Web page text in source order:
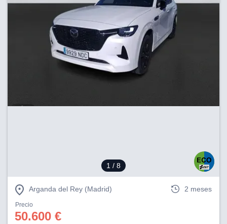
1 / 8
Arganda del Rey (Madrid) 2 meses
Precio
50.600 €